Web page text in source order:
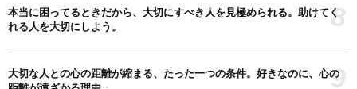
本当に困ってるときだから、大切にすべき人を見極められる。助けてく
れる人を大切にしよう。
8
大切な人との心の距離が縮まる、たった一つの条件。好きなのに、心の9